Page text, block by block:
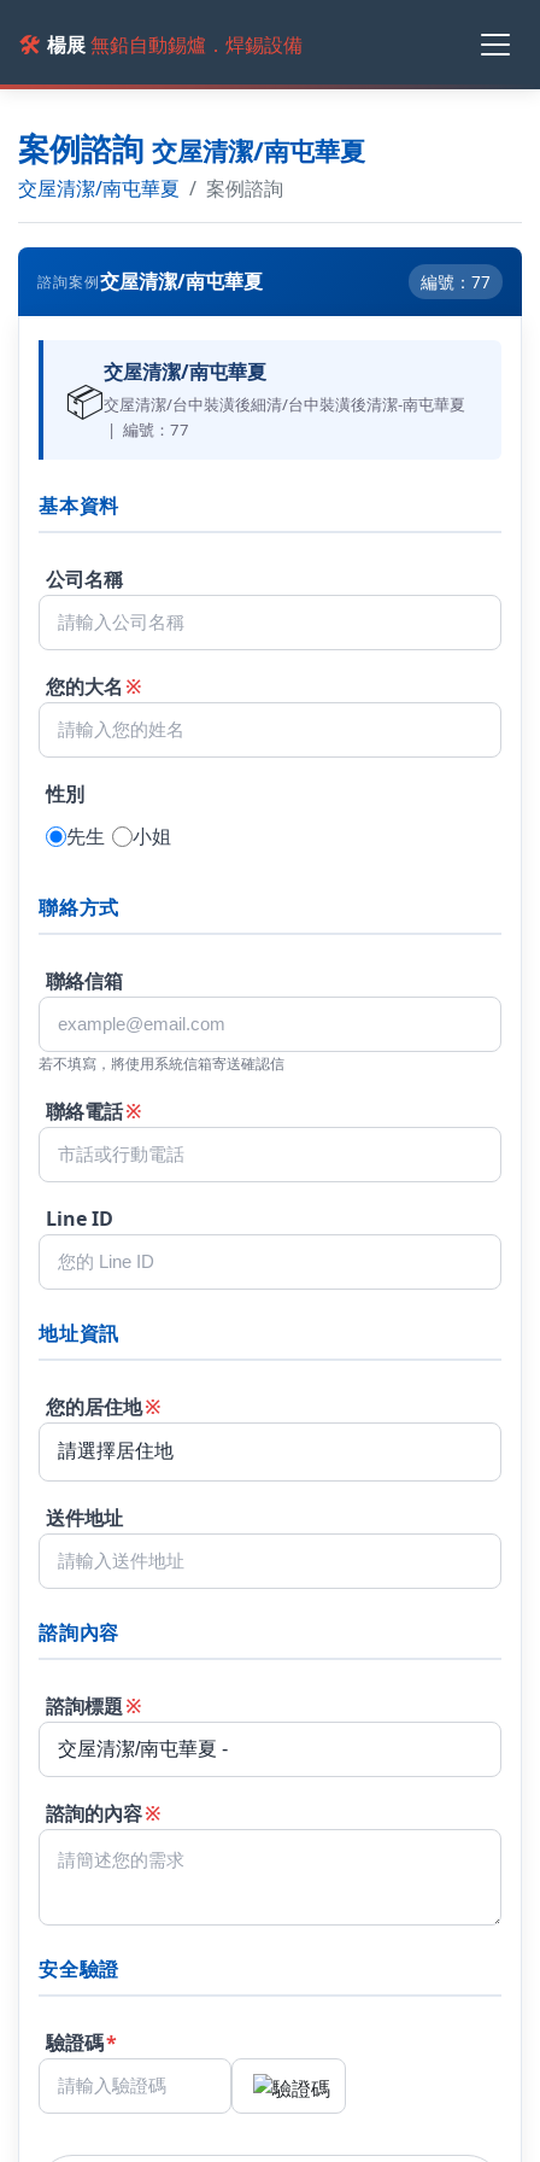
🛠️ 楊展無鉛自動錫爐．焊錫設備
案例諮詢 交屋清潔/南屯華夏
交屋清潔/南屯華夏 案例諮詢
諮詢案例交屋清潔/南屯華夏 編號：77
📦
交屋清潔/南屯華夏
交屋清潔/台中裝潢後細清/台中裝潢後清潔-南屯華夏
| 編號：77
基本資料
公司名稱
您的大名 ※
性別
先生
小姐
聯絡方式
聯絡信箱
若不填寫，將使用系統信箱寄送確認信
聯絡電話※
Line ID
地址資訊
您的居住地※
送件地址
諮詢內容
諮詢標題※
諮詢的內容※
安全驗證
驗證碼*